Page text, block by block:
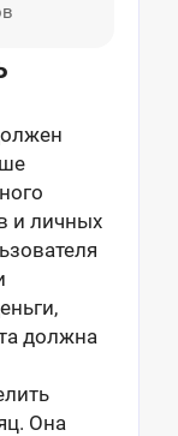
и личных
должна
Она